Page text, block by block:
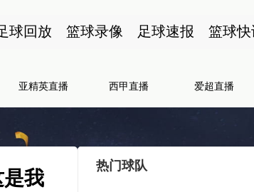
球回放 篮球录像 足球速报 篮球
亚精英直播 西甲直播 爱超直播
我
热门球队